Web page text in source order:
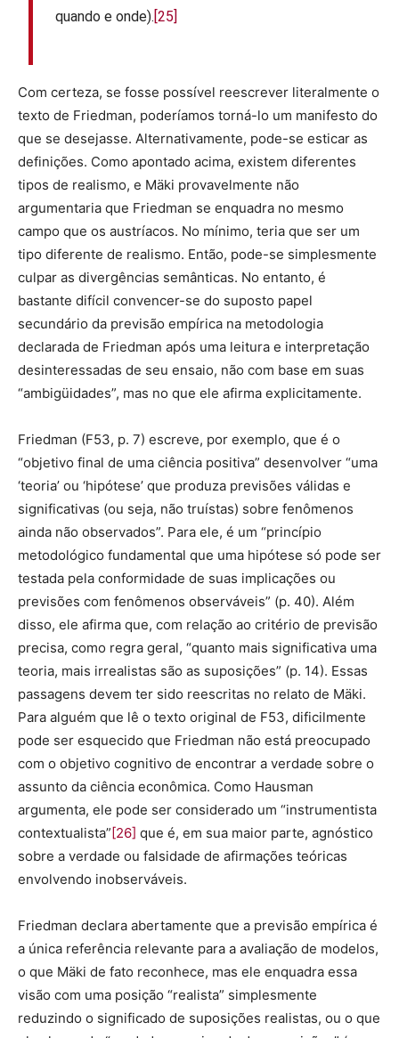
quando e onde).[25]
Com certeza, se fosse possível reescrever literalmente o
texto de Friedman, poderíamos torná-lo um manifesto do
que se desejasse. Alternativamente, pode-se esticar as
definições. Como apontado acima, existem diferentes
tipos de realismo, e Mäki provavelmente não
argumentaria que Friedman se enquadra no mesmo
campo que os austríacos. No mínimo, teria que ser um
tipo diferente de realismo. Então, pode-se simplesmente
culpar as divergências semânticas. No entanto, é
bastante difícil convencer-se do suposto papel
secundário da previsão empírica na metodologia
declarada de Friedman após uma leitura e interpretação
desinteressadas de seu ensaio, não com base em suas
“ambigüidades”, mas no que ele afirma explicitamente.
Friedman (F53, p. 7) escreve, por exemplo, que é o
“objetivo final de uma ciência positiva” desenvolver “uma
‘teoria’ ou ‘hipótese’ que produza previsões válidas e
significativas (ou seja, não truístas) sobre fenômenos
ainda não observados”. Para ele, é um “princípio
metodológico fundamental que uma hipótese só pode ser
testada pela conformidade de suas implicações ou
previsões com fenômenos observáveis” (p. 40). Além
disso, ele afirma que, com relação ao critério de previsão
precisa, como regra geral, “quanto mais significativa uma
teoria, mais irrealistas são as suposições” (p. 14). Essas
passagens devem ter sido reescritas no relato de Mäki.
Para alguém que lê o texto original de F53, dificilmente
pode ser esquecido que Friedman não está preocupado
com o objetivo cognitivo de encontrar a verdade sobre o
assunto da ciência econômica. Como Hausman
argumenta, ele pode ser considerado um “instrumentista
contextualista”[26] que é, em sua maior parte, agnóstico
sobre a verdade ou falsidade de afirmações teóricas
envolvendo inobserváveis.
Friedman declara abertamente que a previsão empírica é
a única referência relevante para a avaliação de modelos,
o que Mäki de fato reconhece, mas ele enquadra essa
visão com uma posição “realista” simplesmente
reduzindo o significado de suposições realistas, ou o que